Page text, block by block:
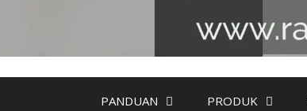
PANDUAN PRODUK